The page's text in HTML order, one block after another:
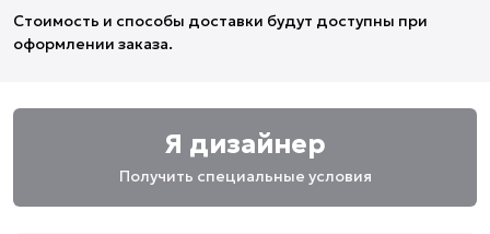
Стоимость и способы доставки будут доступны при
оформлении заказа.
Я дизайнер
Получить специальные условия